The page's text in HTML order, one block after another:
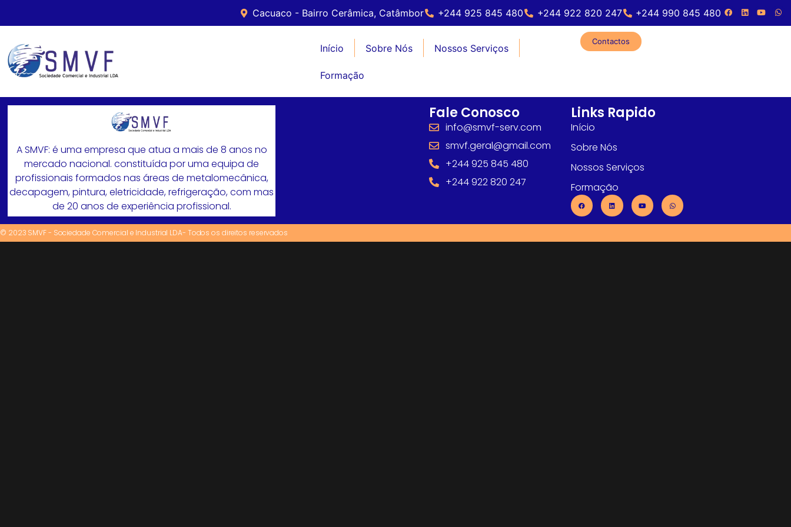
Cacuaco - Bairro Cerâmica, Catâmbor +244 925 845 480 +244 922 820 247 +244 990 845 480
Contactos
Início Sobre Nós Nossos Serviços
Formação
A SMVF: é uma empresa que atua a mais de 8 anos no
mercado nacional. constituída por uma equipa de
profissionais formados nas áreas de metalomecânica,
decapagem, pintura, eletricidade, refrigeração, com mas
de 20 anos de experiência profissional.
Fale Conosco
info@smvf-serv.com
smvf.geral@gmail.com
+244 925 845 480
+244 922 820 247
Links Rapido
Início
Sobre Nós
Nossos Serviços
Formação
© 2023 SMVF - Sociedade Comercial e Industrial LDA- Todos os direitos reservados